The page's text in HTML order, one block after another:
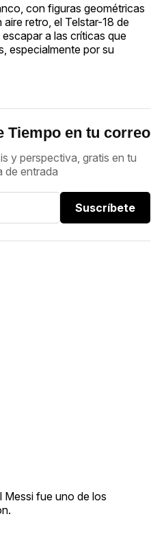
con figuras geométricas
retro, el Telstar-18 de
a las críticas que
especialmente por su
Tiempo en tu correo
y perspectiva, gratis en tu
de entrada
Suscríbete
Messi fue uno de los